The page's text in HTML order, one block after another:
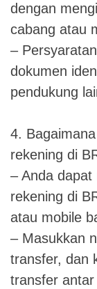
dengan
cabang atau
–
dokumen
pendukung
4.
rekening di
– Anda
rekening di
atau mobile
– Masukkan
transfer, dan
transfer antar